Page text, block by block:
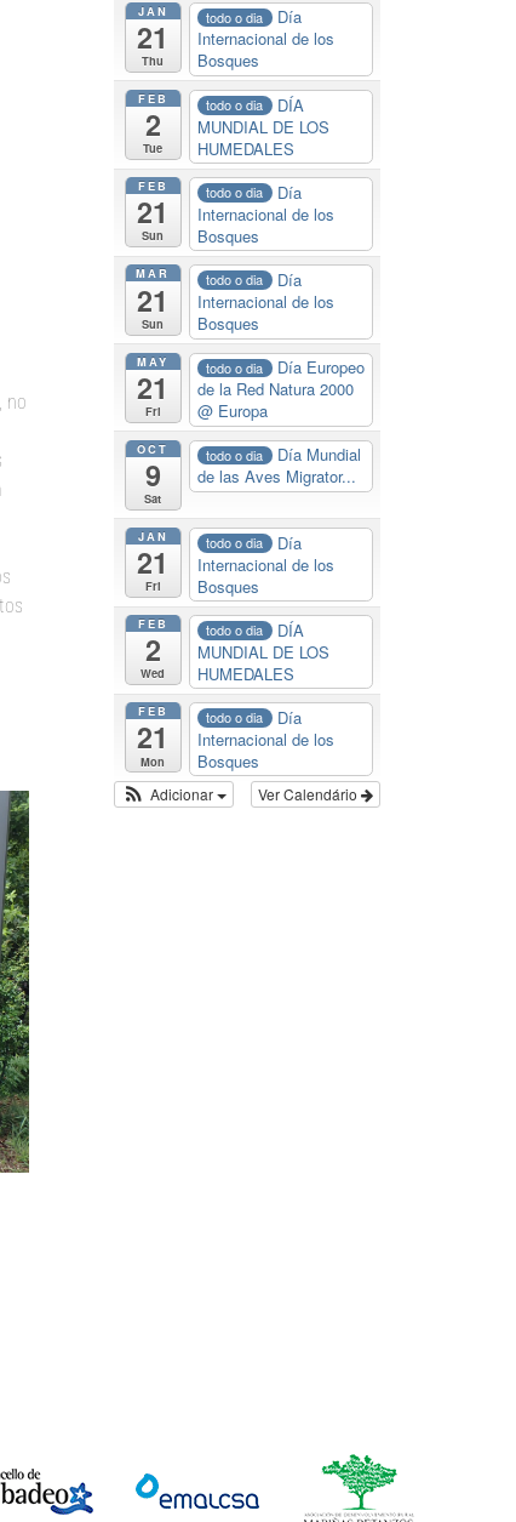
no
JAN
21
Thu
todo o dia
Día
Internacional de los
Bosques
FEB
2
Tue
todo o dia
DÍA
MUNDIAL DE LOS
HUMEDALES
FEB
21
Sun
todo o dia
Día
Internacional de los
Bosques
MAR
21
Sun
todo o dia
Día
Internacional de los
Bosques
MAY
21
Fri
todo o dia
Día Europeo
de la Red Natura 2000
@ Europa
OCT
9
Sat
todo o dia
Día Mundial
de las Aves Migrator...
JAN
21
Fri
todo o dia
Día
Internacional de los
Bosques
FEB
2
Wed
todo o dia
DÍA
MUNDIAL DE LOS
HUMEDALES
FEB
21
Mon
todo o dia
Día
Internacional de los
Bosques
Ver Calendário
Adicionar